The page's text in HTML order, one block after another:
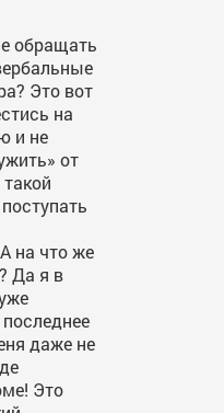
обращать
Это вот
на
и не
от
на что же
Да я в
последнее
даже не
Это